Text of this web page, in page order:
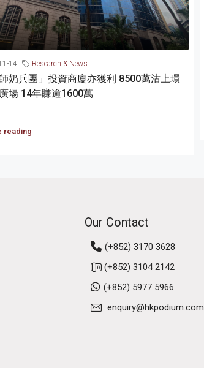
14 Research & News
奶兵團」投資商廈亦獲利 8500萬沽上環
場 14年賺逾1600萬
reading
Our Contact
(+852) 3170 3628
(+852) 3104 2142
(+852) 5977 5966
enquiry@hkpodium.com